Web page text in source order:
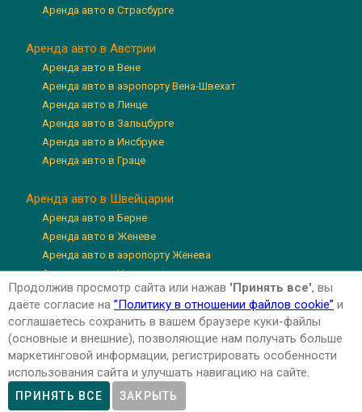
Аренда авто в Страсбурге
Аренда авто в Австрии
Аренда авто в Вене
Аренда авто в аэропорту Вена-Швехат
Аренда авто в Линце
Аренда авто в Зальцбурге
Аренда авто в Инсбруке
Аренда авто в Граце
Аренда авто в Швейцарии
Аренда авто в Берне
Аренда авто в Женеве
Аренда авто в аэропорту Женева
Аренда авто в Цюрихе
Аренда авто в аэропорту Цюрих
Аренда авто в Люцерне
Авторские права © 2026 'Авто-Аренда'
Privacy Policy
Продолжив просмотр сайта или нажав 'Принять все', вы
даёте согласие на ”Политику в отношении файлов cookie” и
соглашаетесь сохранить в вашем браузере куки-файлы
(основные и внешние), позволяющие нам получать больше
маркетинговой информации, регистрировать особенности
использования сайта и улучшать навигацию на сайте.
ПРИНЯТЬ ВСЕ ЗАКРЫТЬ